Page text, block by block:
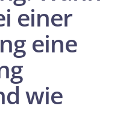
einer
eine
wie